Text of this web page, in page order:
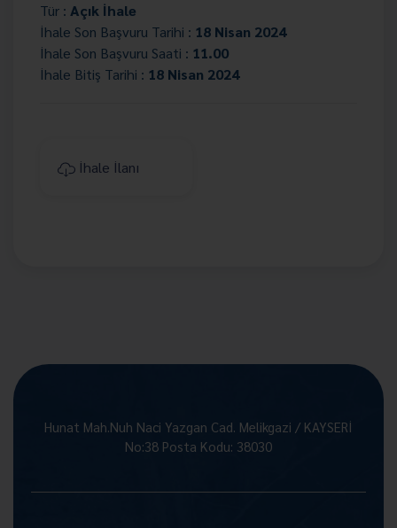
Tür : Açık İhale
İhale Son Başvuru Tarihi : 18 Nisan 2024
İhale Son Başvuru Saati : 11.00
İhale Bitiş Tarihi : 18 Nisan 2024
İhale İlanı
Hunat Mah.Nuh Naci Yazgan Cad. Melikgazi / KAYSERİ
No:38 Posta Kodu: 38030